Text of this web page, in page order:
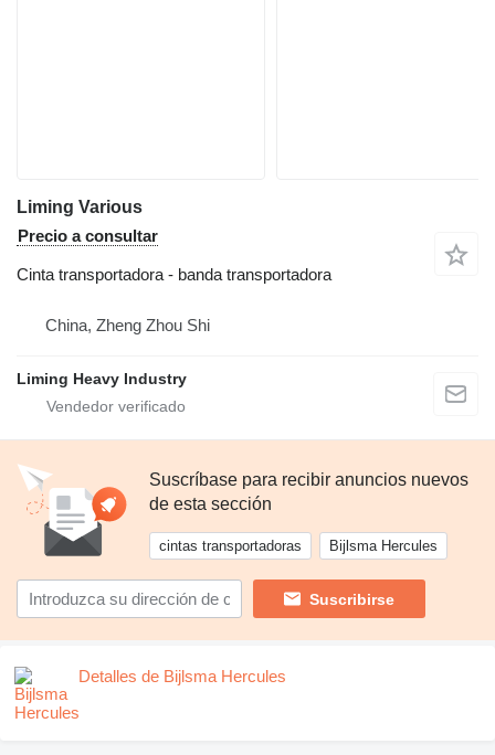
Liming Various
Precio a consultar
Cinta transportadora - banda transportadora
China, Zheng Zhou Shi
Liming Heavy Industry
Suscríbase para recibir anuncios nuevos
de esta sección
cintas transportadoras Bijlsma Hercules
Suscribirse
Detalles de Bijlsma Hercules